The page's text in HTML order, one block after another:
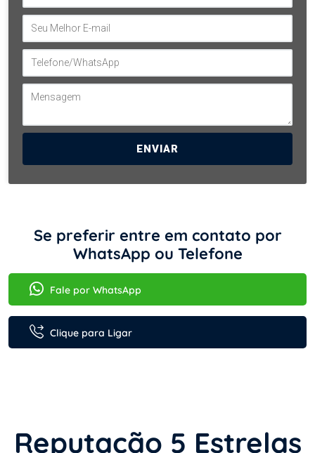
ENVIAR
Se preferir entre em contato por
WhatsApp ou Telefone
Fale por WhatsApp
Clique para Ligar
Reputação 5 Estrelas